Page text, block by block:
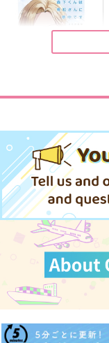
竹林パンダ
880円（税込）
アンディ×出雲風子
サンプル
作品詳細
子（森下くんは有松さ
んに夢中です 上下
巻）
KADOKAWA
385円（税込）
サンプル
作品詳細